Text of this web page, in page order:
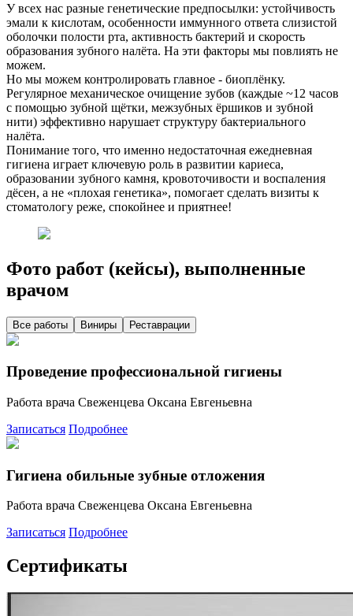
У всех нас разные генетические предпосылки: устойчивость
эмали к кислотам, особенности иммунного ответа слизистой
оболочки полости рта, активность бактерий и скорость
образования зубного налёта. На эти факторы мы повлиять не
можем.
Но мы можем контролировать главное - биоплёнку.
Регулярное механическое очищение зубов (каждые ~12 часов
с помощью зубной щётки, межзубных ёршиков и зубной
нити) эффективно нарушает структуру бактериального
налёта.
Понимание того, что именно недостаточная ежедневная
гигиена играет ключевую роль в развитии кариеса,
образовании зубного камня, кровоточивости и воспаления
дёсен, а не «плохая генетика», помогает сделать визиты к
стоматологу реже, спокойнее и приятнее!
Фото работ (кейсы), выполненные
врачом
Все работы Виниры Реставрации
Проведение профессиональной гигиены
Работа врача Свеженцева Оксана Евгеньевна
Записаться Подробнее
Гигиена обильные зубные отложения
Работа врача Свеженцева Оксана Евгеньевна
Записаться Подробнее
Сертификаты